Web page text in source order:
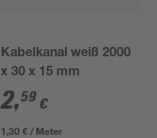
Kabelkanal weiß 2000
x 30 x 15 mm
2,59 €
1,30 € / Meter